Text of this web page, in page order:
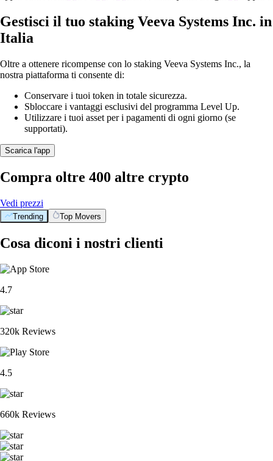
Gestisci il tuo staking Veeva Systems Inc. in
Italia
Oltre a ottenere ricompense con lo staking Veeva Systems Inc., la
nostra piattaforma ti consente di:
Conservare i tuoi token in totale sicurezza.
Sbloccare i vantaggi esclusivi del programma Level Up.
Utilizzare i tuoi asset per i pagamenti di ogni giorno (se
supportati).
Scarica l'app
Compra oltre 400 altre crypto
Vedi prezzi
Trending Top Movers
Cosa diconi i nostri clienti
4.7
320k Reviews
4.5
660k Reviews